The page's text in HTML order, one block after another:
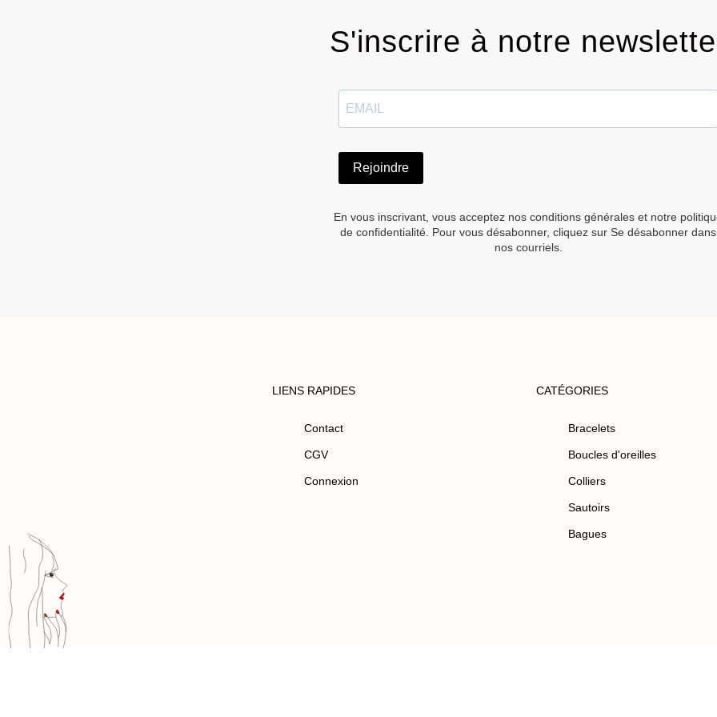
S'inscrire à notre
Rejoindre
En vous inscrivant, vous acceptez nos conditions générales et notre
de confidentialité. Pour vous désabonner, cliquez sur Se désabonner dans
nos courriels.
LIENS RAPIDES
Contact
CGV
Connexion
CATÉGORIES
Bracelets
Boucles d'oreilles
Colliers
Sautoirs
Bagues